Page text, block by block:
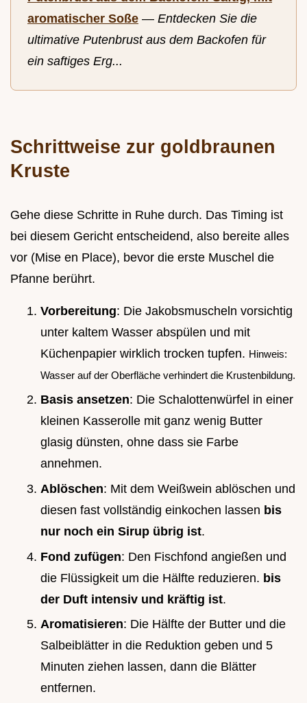
aromatischer Soße — Entdecken Sie die
ultimative Putenbrust aus dem Backofen für
ein saftiges Erg...
Schrittweise zur goldbraunen
Kruste
Gehe diese Schritte in Ruhe durch. Das Timing ist
bei diesem Gericht entscheidend, also bereite alles
vor (Mise en Place), bevor die erste Muschel die
Pfanne berührt.
Vorbereitung: Die Jakobsmuscheln vorsichtig
unter kaltem Wasser abspülen und mit
Küchenpapier wirklich trocken tupfen. Hinweis:
Wasser auf der Oberfläche verhindert die Krustenbildung.
Basis ansetzen: Die Schalottenwürfel in einer
kleinen Kasserolle mit ganz wenig Butter
glasig dünsten, ohne dass sie Farbe
annehmen.
Ablöschen: Mit dem Weißwein ablöschen und
diesen fast vollständig einkochen lassen bis
nur noch ein Sirup übrig ist.
Fond zufügen: Den Fischfond angießen und
die Flüssigkeit um die Hälfte reduzieren. bis
der Duft intensiv und kräftig ist.
Aromatisieren: Die Hälfte der Butter und die
Salbeiblätter in die Reduktion geben und 5
Minuten ziehen lassen, dann die Blätter
entfernen.